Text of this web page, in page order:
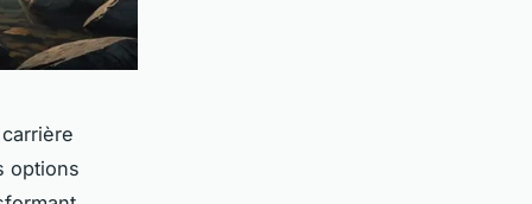
options